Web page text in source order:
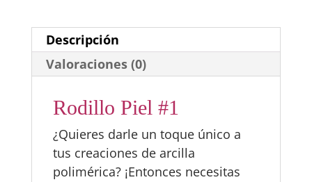
Descripción
Valoraciones (0)
Rodillo Piel #1
¿Quieres darle un toque único a
tus creaciones de arcilla
polimérica? ¡Entonces necesitas